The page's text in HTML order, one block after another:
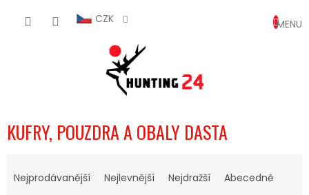
CZK
KOŠÍK
KUFRY, POUZDRA A OBALY DASTA
Nejprodávanější Nejlevnější Nejdražší Abecedně